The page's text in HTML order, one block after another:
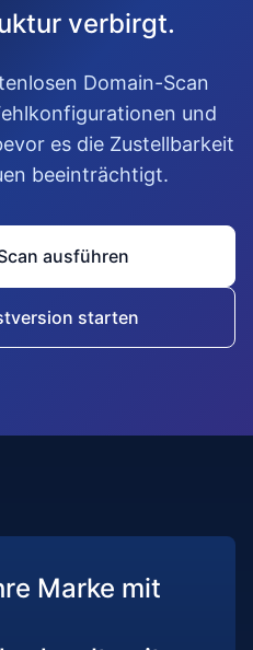
verbirgt.
Domain-Scan
und
es die Zustellbarkeit
beeinträchtigt.
ausführen
starten
Marke mit